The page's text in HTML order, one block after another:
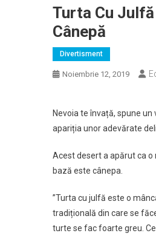
Turta Cu
Cânepă
Divertisment
Noiembrie 12, 2019
Nevoia te învață, spune
apariția unor adevărate
Acest desert a apărut ca
bază este cânepa.
”Turta cu julfă este o
tradițională din care se
turte se fac foarte greu.